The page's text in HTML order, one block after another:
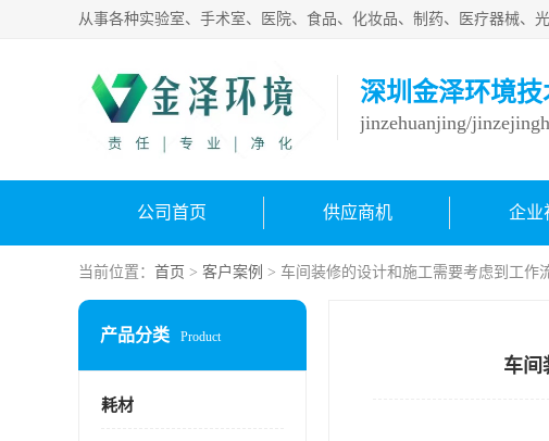
深圳金泽环境技
jinzehuanjing/
公司首页 供应商机 企业
当前位置： 首页 > 客户案例 > 车间装修的设计和施工需要考虑到工作
产品分类 Product
耗材
车间